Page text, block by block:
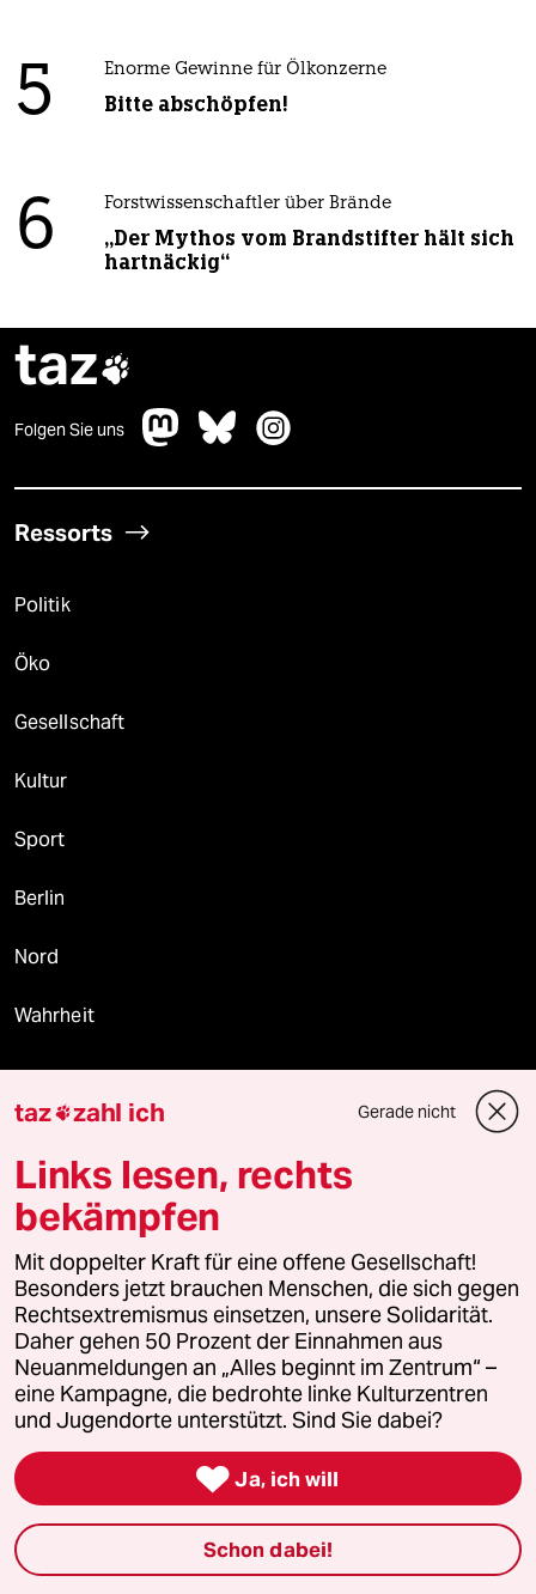
5 Enorme Gewinne für Ölkonzerne
Bitte abschöpfen!
6 Forstwissenschaftler über Brände
„Der Mythos vom Brandstifter hält sich
hartnäckig“
taz
Folgen Sie uns
Ressorts
Politik
Öko
Gesellschaft
Kultur
Sport
Berlin
Nord
Wahrheit
Themen
Hitze
Krieg in der Ukraine
Niedrigwasser
Waldbrände
Verlag
Aktuelles
taz zahl ich Gerade nicht
Links lesen, rechts
bekämpfen
Mit doppelter Kraft für eine offene Gesellschaft!
Besonders jetzt brauchen Menschen, die sich gegen
Rechtsextremismus einsetzen, unsere Solidarität.
Daher gehen 50 Prozent der Einnahmen aus
Neuanmeldungen an „Alles beginnt im Zentrum“ –
eine Kampagne, die bedrohte linke Kulturzentren
und Jugendorte unterstützt. Sind Sie dabei?
 Ja, ich will
Schon dabei!